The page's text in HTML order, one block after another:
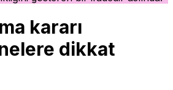
kararı
dikkat